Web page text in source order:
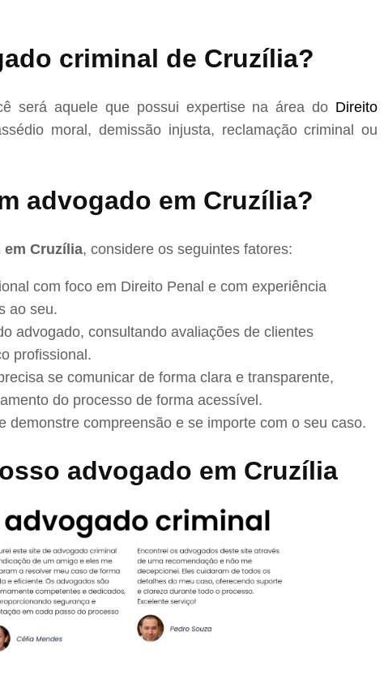
criminal de Cruzília?
será aquele que possui expertise na área do Direito
moral, demissão injusta, reclamação criminal ou
advogado em Cruzília?
Cruzília, considere os seguintes fatores:
com foco em Direito Penal e com experiência
ao seu.
advogado, consultando avaliações de clientes
profissional.
se comunicar de forma clara e transparente,
do processo de forma acessível.
demonstre compreensão e se importe com o seu caso.
advogado em Cruzília